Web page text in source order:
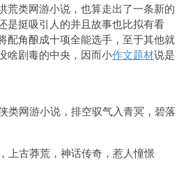
荒类网游小说，也算走出了一条新的
是挺吸引人的并且故事也比拟有看
配角酿成十项全能选手，至于其他就
啥剧毒的中央，因而小作文题材说是
类网游小说，排空驭气入青冥，碧落
上古莽荒，神话传奇，惹人憧憬